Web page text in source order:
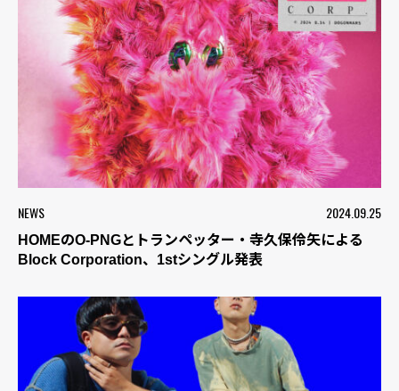
NEWS 2024.09.25
HOMEのO-PNGとトランペッター・寺久保伶矢による
Block Corporation、1stシングル発表